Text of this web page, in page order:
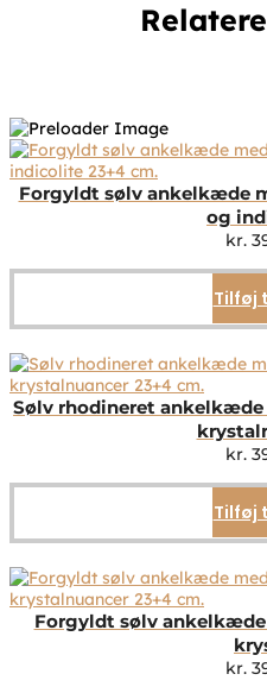
Forgyldt sølv ankelkæde
og
kr.
Tilføj
Sølv rhodineret ankelkæde
kr.
Tilføj
Forgyldt sølv ankelkæde
kr.